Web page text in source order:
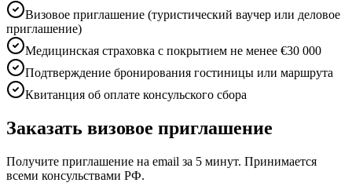
Визовое приглашение (туристический ваучер или деловое
приглашение)
Медицинская страховка с покрытием не менее €30 000
Подтверждение бронирования гостиницы или маршрута
Квитанция об оплате консульского сбора
Заказать визовое приглашение
Получите приглашение на email за 5 минут. Принимается
всеми консульствами РФ.